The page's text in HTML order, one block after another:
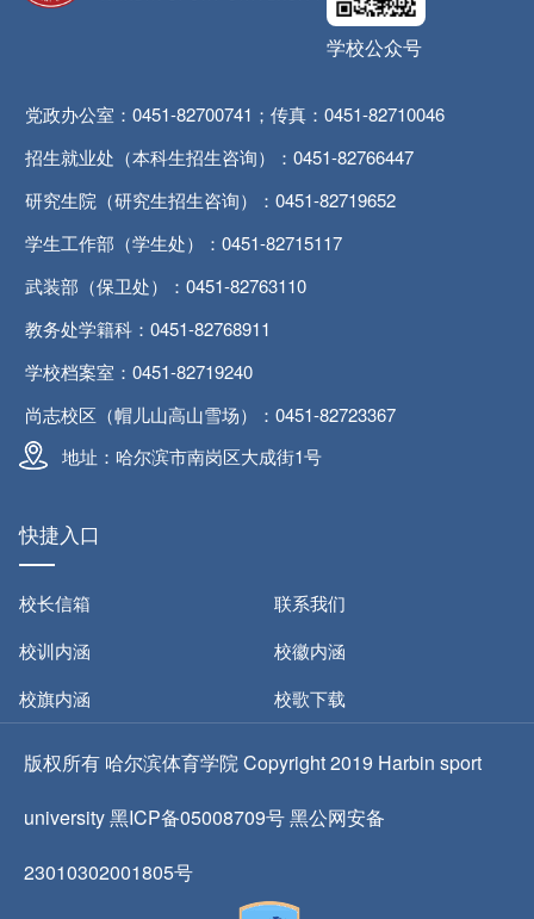
学校公众号
党政办公室：0451-82700741；传真：0451-82710046
招生就业处（本科生招生咨询）：0451-82766447
研究生院（研究生招生咨询）：0451-82719652
学生工作部（学生处）：0451-82715117
武装部（保卫处）：0451-82763110
教务处学籍科：0451-82768911
学校档案室：0451-82719240
尚志校区（帽儿山高山雪场）：0451-82723367
地址：哈尔滨市南岗区大成街1号
快捷入口
校长信箱
联系我们
校训内涵
校徽内涵
校旗内涵
校歌下载
版权所有 哈尔滨体育学院 Copyright 2019 Harbin sport
university 黑ICP备05008709号 黑公网安备
23010302001805号